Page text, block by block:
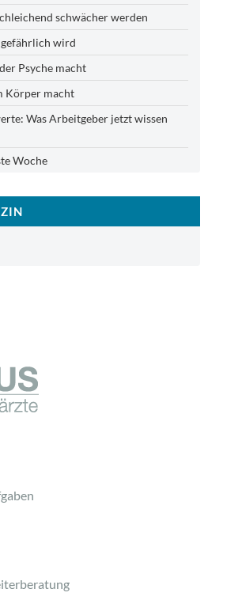
schwächer werden
wird
Psyche macht
Körper macht
Was Arbeitgeber jetzt wissen
Woche